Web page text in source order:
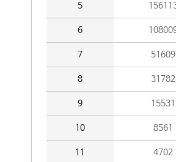
5
6
7 51609
8 31782
9 15531
10 8561
11 4702